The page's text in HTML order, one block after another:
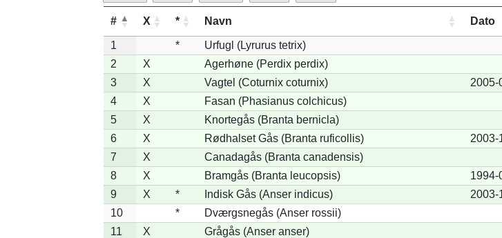
# X * Navn Dato
1 *
Urfugl (Lyrurus tetrix)
2
X
Agerhøne (Perdix perdix)
3
X Vagtel (Coturnix coturnix) 2005-
4
X
Fasan (Phasianus colchicus)
5
X
Knortegås (Branta bernicla)
6
X Rødhalset Gås (Branta ruficollis) 2003-
7
X
Canadagås (Branta canadensis)
8
X Bramgås (Branta leucopsis) 1994-
9
X * Indisk Gås (Anser indicus) 2003-
10
*
Dværgsnegås (Anser rossii)
11
X
Grågås (Anser anser)